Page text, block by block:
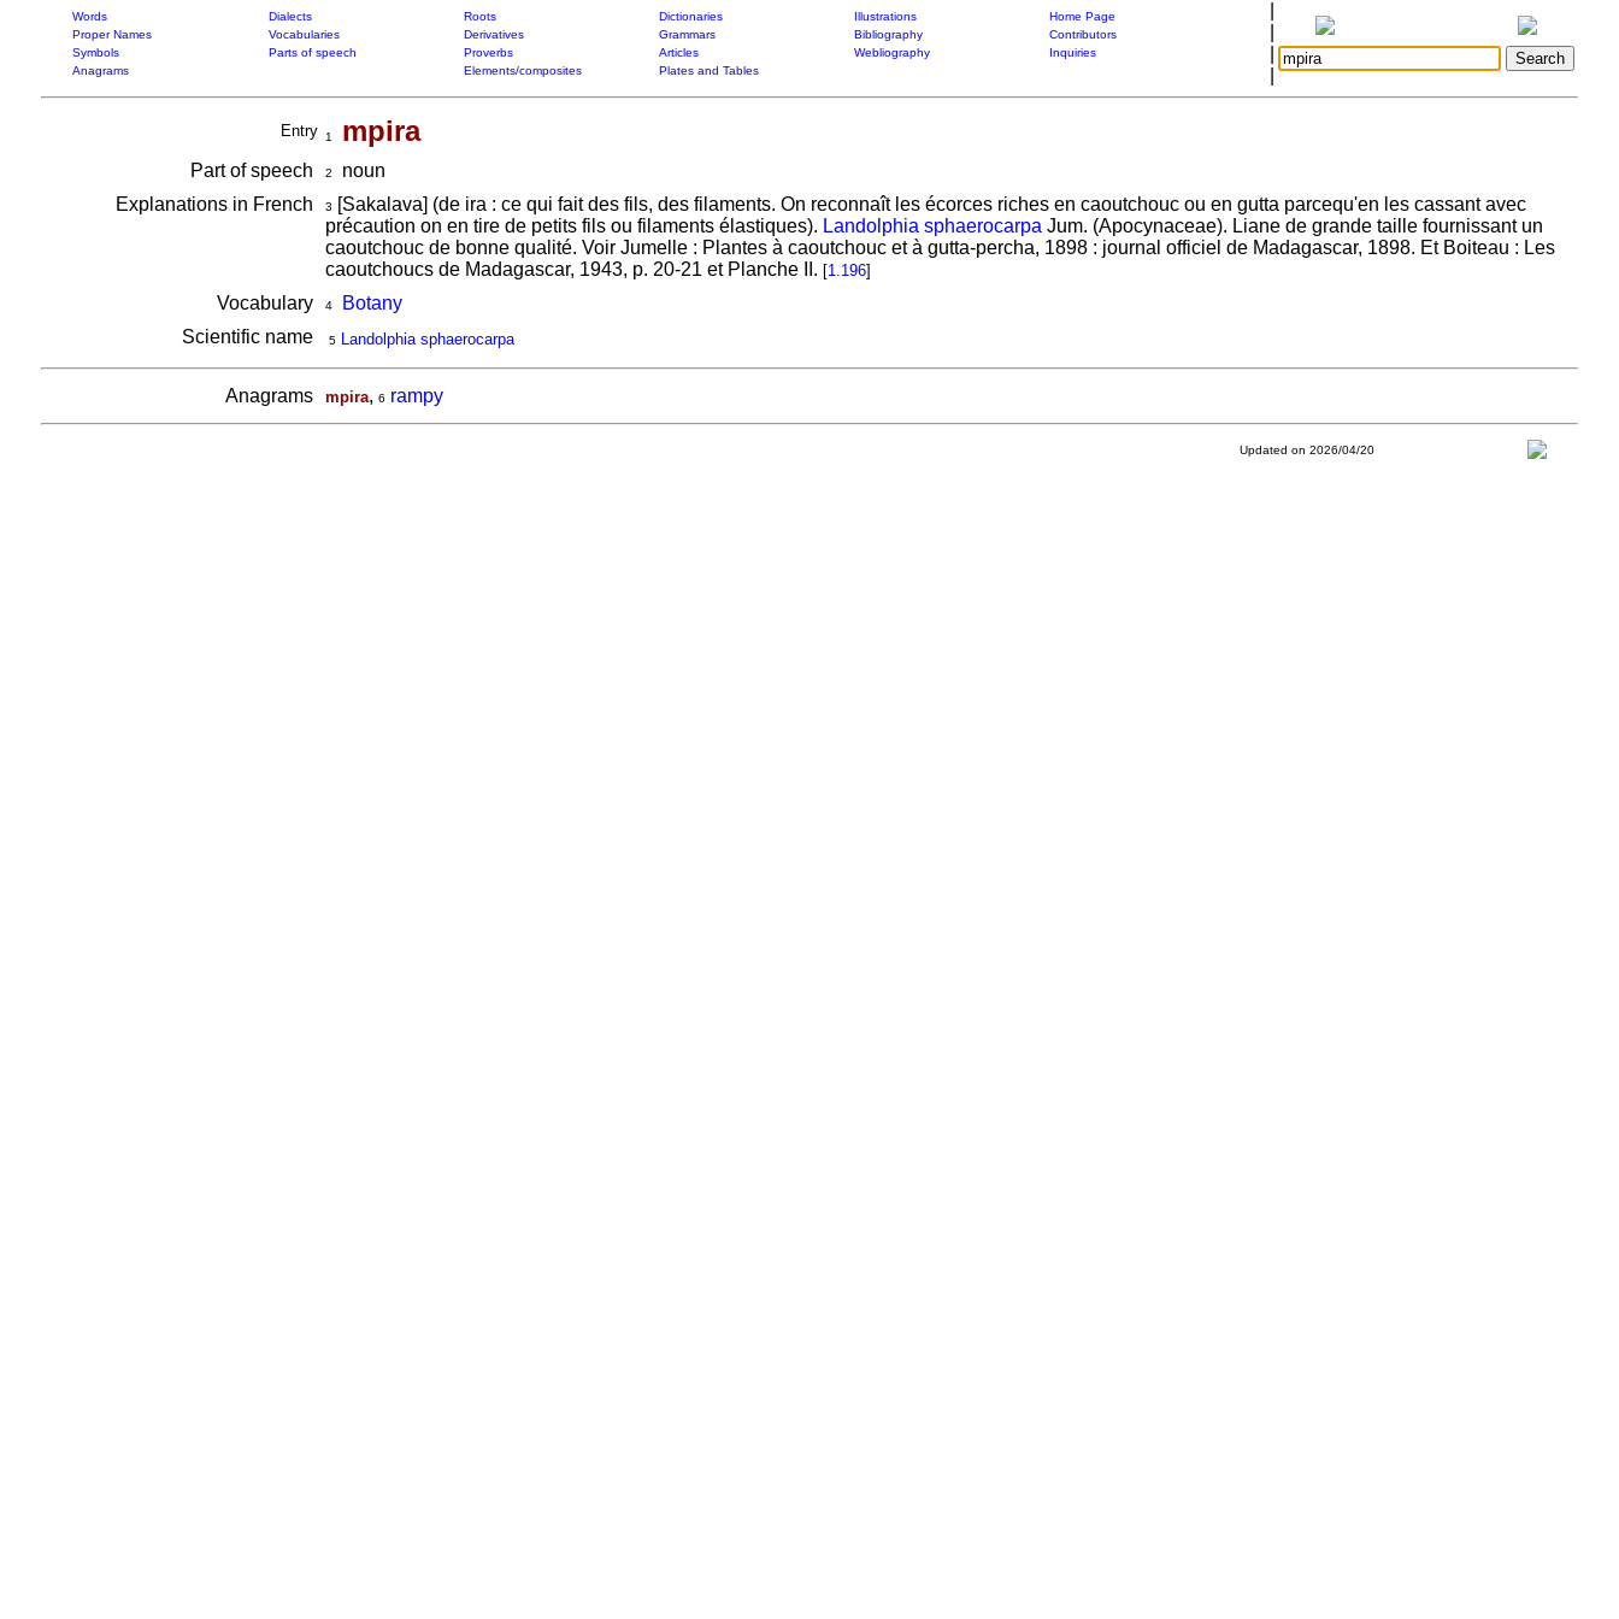
Words Dialects Roots Dictionaries Illustrations
Home Page
Proper Names
Vocabularies Derivatives Grammars Bibliography
Contributors
Symbols
Parts of speech Proverbs Articles Webliography
Inquiries
Anagrams
Elements/composites Plates and Tables
Entry 1 mpira
Part of speech 2
noun
Explanations in French
3
[Sakalava] (de ira : ce qui fait des fils, des filaments. On reconnaît les écorces riches en caoutchouc ou en gutta parcequ'en les cassant avec
précaution on en tire de petits fils ou filaments élastiques). Landolphia sphaerocarpa Jum. (Apocynaceae). Liane de grande taille fournissant un
caoutchouc de bonne qualité. Voir Jumelle : Plantes à caoutchouc et à gutta-percha, 1898 : journal officiel de Madagascar, 1898. Et Boiteau : Les
caoutchoucs de Madagascar, 1943, p. 20-21 et Planche II. [1.196]
Vocabulary 4
Botany
Scientific name
5 Landolphia sphaerocarpa
Anagrams mpira, 6 rampy
Updated on 2026/04/20